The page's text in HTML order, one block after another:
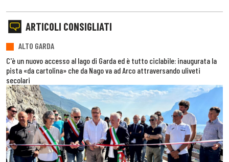
ARTICOLI CONSIGLIATI
ALTO GARDA
C'è un nuovo accesso al lago di Garda ed è tutto ciclabile: inaugurata la
pista «da cartolina» che da Nago va ad Arco attraversando uliveti
secolari